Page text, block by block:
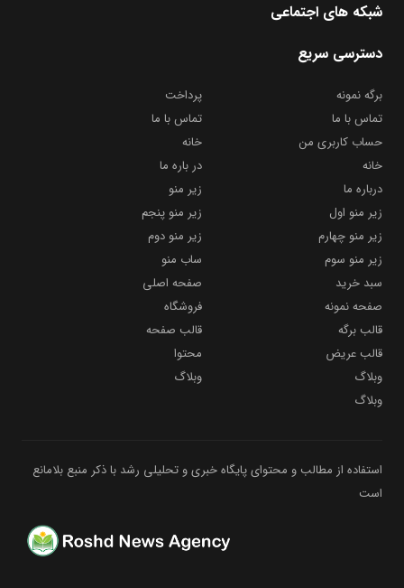
شبکه های اجتماعی
دسترسی سریع
برگه نمونه
پرداخت
تماس با ما
تماس با ما
حساب کاربری من
خانه
خانه
در باره ما
درباره ما
زیر منو
زیر منو اول
زیر منو پنجم
زیر منو چهارم
زیر منو دوم
زیر منو سوم
ساب منو
سبد خرید
صفحه اصلی
صفحه نمونه
فروشگاه
قالب برگه
قالب صفحه
قالب عریض
محتوا
وبلاگ
وبلاگ
وبلاگ
استفاده از مطالب و محتوای پایگاه خبری و تحلیلی رشد با ذکر منبع بلامانع
است